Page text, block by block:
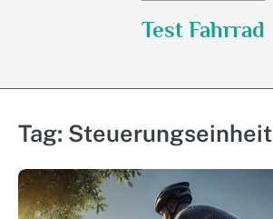
Test Fahrrad
Tag: Steuerungseinheit